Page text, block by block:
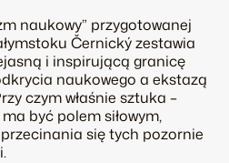
naukowy” przygotowanej
Černický zestawia
i inspirującą granicę
naukowego a ekstazą
czym właśnie sztuka –
być polem siłowym,
się tych pozornie